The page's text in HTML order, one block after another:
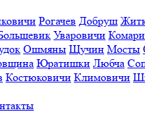
Рогачев Добруш
Уваровичи
Ошмяны Щучин Мосты
Юратишки Любча
Костюковичи Климовичи